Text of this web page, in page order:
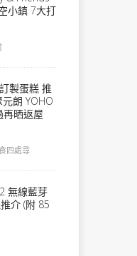
小鎮 7大打
製蛋糕 推
朗 YOHO
晒返屋
四處尋
無線藍芽
介 (附 85